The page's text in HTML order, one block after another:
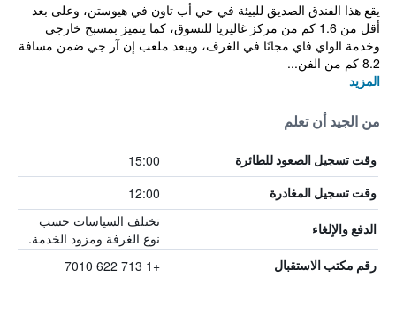
يقع هذا الفندق الصديق للبيئة في حي أب تاون في هيوستن، وعلى بعد
أقل من 1.6 كم من مركز غاليريا للتسوق، كما يتميز بمسبح خارجي
وخدمة الواي فاي مجانًا في الغرف، ويبعد ملعب إن آر جي ضمن مسافة
8.2 كم من الفن...
المزيد
من الجيد أن تعلم
وقت تسجيل الصعود للطائرة 15:00
وقت تسجيل المغادرة 12:00
الدفع والإلغاء
تختلف السياسات حسب
نوع الغرفة ومزود الخدمة.
رقم مكتب الاستقبال +1 713 622 7010